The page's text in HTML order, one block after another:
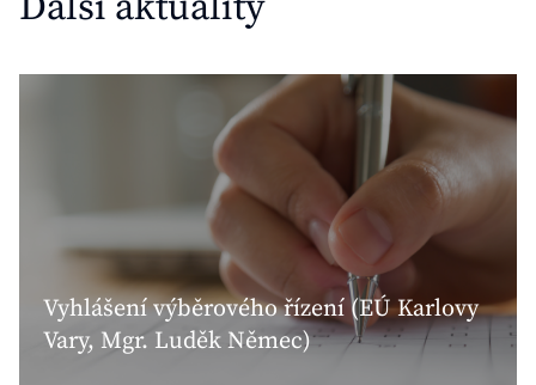
Vyhlášení výběrového řízení (EÚ Karlovy
Vary, Mgr. Luděk Němec)